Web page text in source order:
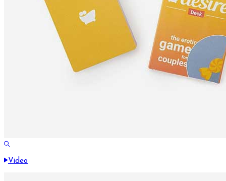
Video